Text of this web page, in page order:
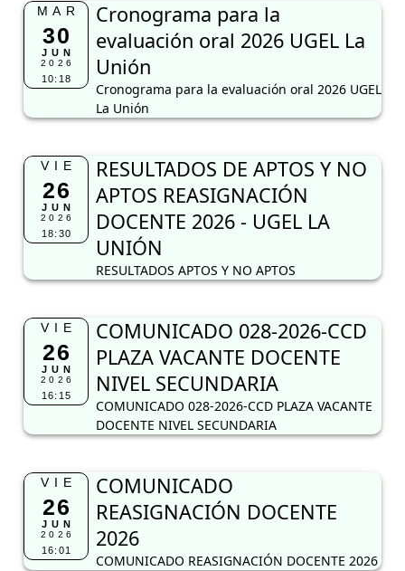
MAR
30
JUN
2026
10:18
Cronograma para la
evaluación oral 2026 UGEL La
Unión
Cronograma para la evaluación oral 2026 UGEL
La Unión
VIE
26
JUN
2026
18:30
RESULTADOS DE APTOS Y NO
APTOS REASIGNACIÓN
DOCENTE 2026 - UGEL LA
UNIÓN
RESULTADOS APTOS Y NO APTOS
VIE
26
JUN
2026
16:15
COMUNICADO 028-2026-CCD
PLAZA VACANTE DOCENTE
NIVEL SECUNDARIA
COMUNICADO 028-2026-CCD PLAZA VACANTE
DOCENTE NIVEL SECUNDARIA
VIE
26
JUN
2026
16:01
COMUNICADO
REASIGNACIÓN DOCENTE
2026
COMUNICADO REASIGNACIÓN DOCENTE 2026